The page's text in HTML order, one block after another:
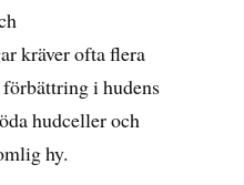
kräver ofta flera
förbättring i hudens
hudceller och
hy.